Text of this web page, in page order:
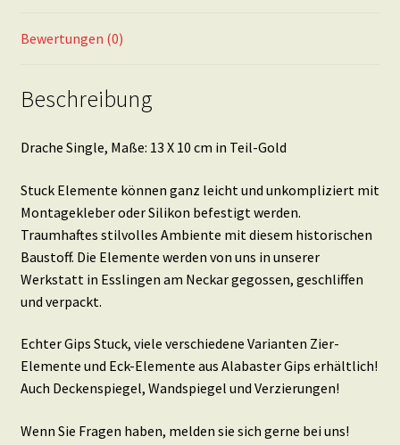
Bewertungen (0)
Beschreibung
Drache Single, Maße: 13 X 10 cm in Teil-Gold
Stuck Elemente können ganz leicht und unkompliziert mit
Montagekleber oder Silikon befestigt werden.
Traumhaftes stilvolles Ambiente mit diesem historischen
Baustoff. Die Elemente werden von uns in unserer
Werkstatt in Esslingen am Neckar gegossen, geschliffen
und verpackt.
Echter Gips Stuck, viele verschiedene Varianten Zier-
Elemente und Eck-Elemente aus Alabaster Gips erhältlich!
Auch Deckenspiegel, Wandspiegel und Verzierungen!
Wenn Sie Fragen haben, melden sie sich gerne bei uns!